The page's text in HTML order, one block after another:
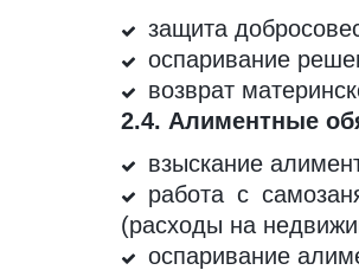
защита
оспаривание
возврат
2.4. Алиментные
взыскание
работа с
(расходы на
оспаривание